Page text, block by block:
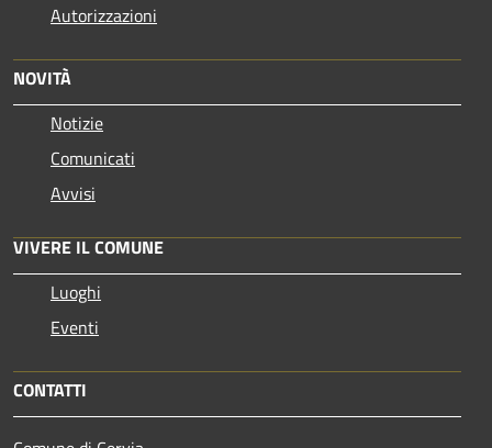
Autorizzazioni
NOVITÀ
Notizie
Comunicati
Avvisi
VIVERE IL COMUNE
Luoghi
Eventi
CONTATTI